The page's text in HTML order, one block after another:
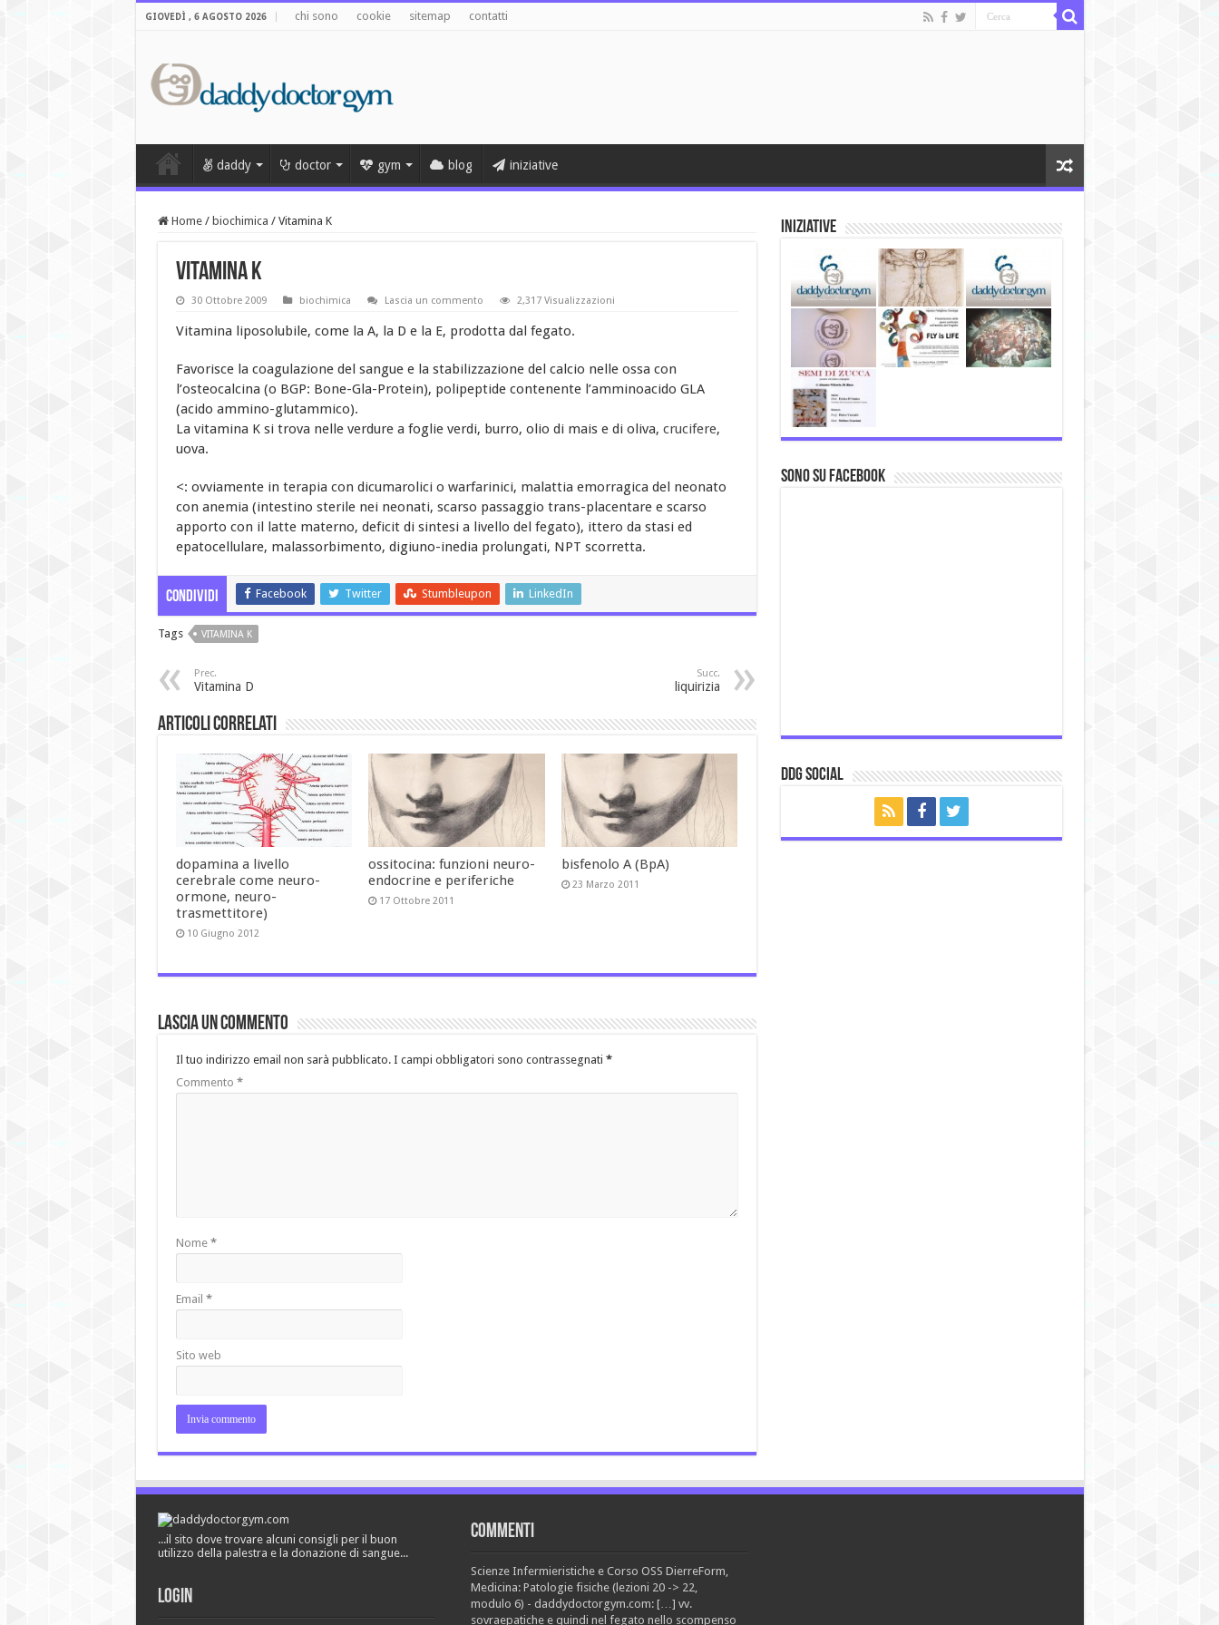
GIOVEDÌ , 6 AGOSTO 2026 chi sono cookie sitemap contatti
daddy doctor gym blog iniziative
Home / biochimica / Vitamina K
Vitamina K
30 Ottobre 2009 biochimica Lascia un commento 2,317 Visualizzazioni
Vitamina liposolubile, come la A, la D e la E, prodotta dal fegato.
Favorisce la coagulazione del sangue e la stabilizzazione del calcio nelle ossa con
l’osteocalcina (o BGP: Bone-Gla-Protein), polipeptide contenente l’amminoacido GLA
(acido ammino-glutammico).
La vitamina K si trova nelle verdure a foglie verdi, burro, olio di mais e di oliva, crucifere,
uova.
<: ovviamente in terapia con dicumarolici o warfarinici, malattia emorragica del neonato
con anemia (intestino sterile nei neonati, scarso passaggio trans-placentare e scarso
apporto con il latte materno, deficit di sintesi a livello del fegato), ittero da stasi ed
epatocellulare, malassorbimento, digiuno-inedia prolungati, NPT scorretta.
Condividi Facebook Twitter Stumbleupon LinkedIn
Tags VITAMINA K
Prec.
Vitamina D
Succ.
liquirizia
Articoli Correlati
dopamina a livello
cerebrale come neuro-
ormone, neuro-
trasmettitore)
10 Giugno 2012
ossitocina: funzioni neuro-
endocrine e periferiche
17 Ottobre 2011
bisfenolo A (BpA)
23 Marzo 2011
Lascia un commento
Il tuo indirizzo email non sarà pubblicato. I campi obbligatori sono contrassegnati *
Commento *
Nome *
Email *
Sito web
Iniziative
Sono su Facebook
ddg Social
...il sito dove trovare alcuni consigli per il buon
utilizzo della palestra e la donazione di sangue...
Login
Commenti
Scienze Infermieristiche e Corso OSS DierreForm,
Medicina: Patologie fisiche (lezioni 20 -> 22,
modulo 6) - daddydoctorgym.com: […] vv.
sovraepatiche e quindi nel fegato nello scompenso